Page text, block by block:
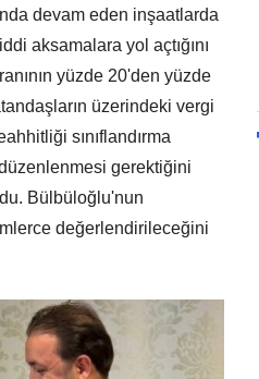
devam eden inşaatlarda
aksamalara yol açtığını
yüzde 20'den yüzde
üzerindeki vergi
sınıflandırma
gerektiğini
Bülbüloğlu'nun
değerlendirileceğini